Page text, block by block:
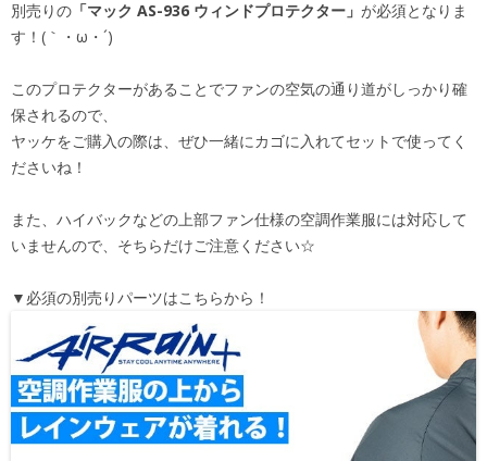
別売りの 「マック AS-936 ウィンドプロテクター」 が必須となりま
す！(｀・ω・´)ゞ
このプロテクターがあることでファンの空気の通り道がしっかり確
保されるので、
ヤッケをご購入の際は、ぜひ一緒にカゴに入れてセットで使ってく
ださいね！
また、ハイバックなどの上部ファン仕様の空調作業服には対応して
いませんので、そちらだけご注意ください☆
▼必須の別売りパーツはこちらから！